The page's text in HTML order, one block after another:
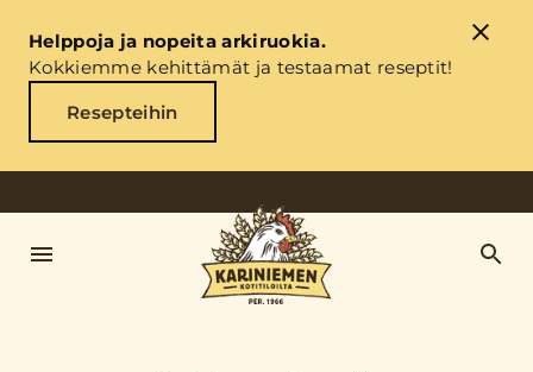
Helppoja ja nopeita arkiruokia.
Kokkiemme kehittämät ja testaamat reseptit!
Resepteihin